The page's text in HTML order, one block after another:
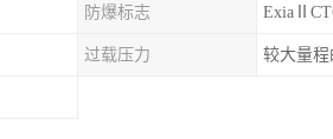
防爆标志
过载压力 较大量程